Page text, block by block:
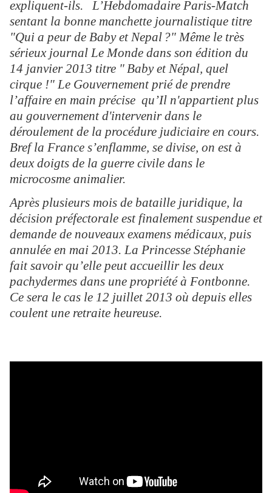
expliquent-ils. L’Hebdomadaire Paris-Match
sentant la bonne manchette journalistique titre
"Qui a peur de Baby et Nepal ?" Même le très
sérieux journal Le Monde dans son édition du
14 janvier 2013 titre "Baby et Népal, quel
cirque !" Le Gouvernement prié de prendre
l’affaire en main précise qu’Il n'appartient plus
au gouvernement d'intervenir dans le
déroulement de la procédure judiciaire en cours.
Bref la France s’enflamme, se divise, on est à
deux doigts de la guerre civile dans le
microcosme animalier.
Après plusieurs mois de bataille juridique, la
décision préfectorale est finalement suspendue et
demande de nouveaux examens médicaux, puis
annulée en mai 2013. La Princesse Stéphanie
fait savoir qu’elle peut accueillir les deux
pachydermes dans une propriété à Fontbonne.
Ce sera le cas le 12 juillet 2013 où depuis elles
coulent une retraite heureuse.